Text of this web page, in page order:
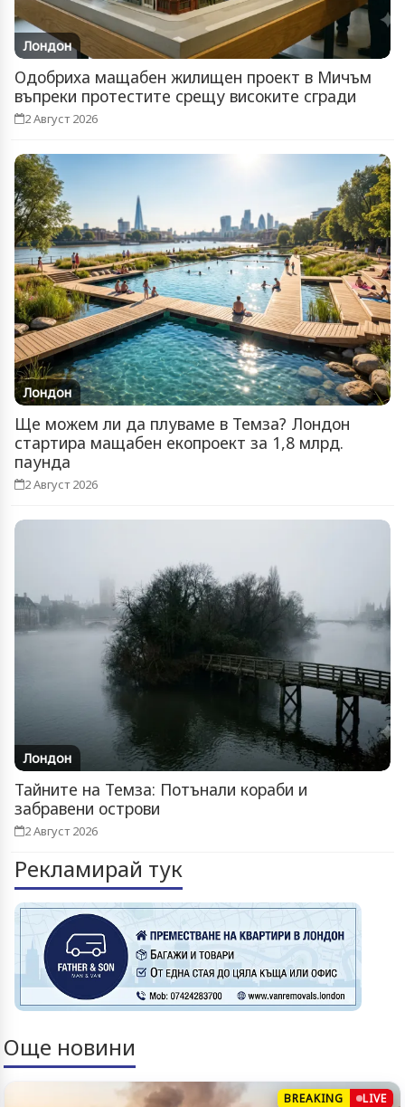
Лондон
Одобриха мащабен жилищен проект в Мичъм
въпреки протестите срещу високите сгради
2 Август 2026
Лондон
Ще можем ли да плуваме в Темза? Лондон
стартира мащабен екопроект за 1,8 млрд.
паунда
2 Август 2026
Лондон
Тайните на Темза: Потънали кораби и
забравени острови
2 Август 2026
Рекламирай тук
Още новини
BREAKING LIVE